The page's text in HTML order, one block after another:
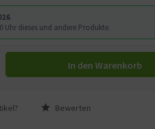
Uhr dieses und andere Produkte.
In den Warenkorb
Bewerten